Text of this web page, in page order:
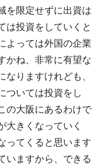
を限定せずに出資は
は投資をしていくと
よっては外国の企業
かね、非常に有望な
なりますけれども、
ついては投資をし
の大阪にあるわけで
大きくなっていく
ってくると思います
いますから、できる